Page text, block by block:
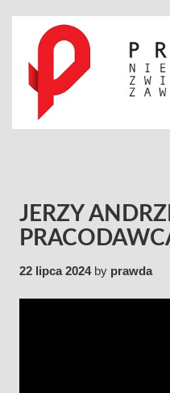
JERZY
22 lipca 2024by prawda